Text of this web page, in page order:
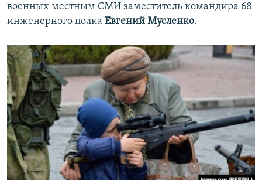
военных местным СМИ заместитель командира 68
инженерного полка Евгений Мусленко.